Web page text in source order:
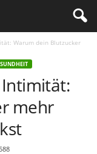
Warum dein Blutzucker
mehr